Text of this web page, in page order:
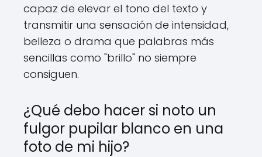
capaz de elevar el tono del texto y
transmitir una sensación de intensidad,
belleza o drama que palabras más
sencillas como "brillo" no siempre
consiguen.
¿Qué debo hacer si noto un
fulgor pupilar blanco en una
foto de mi hijo?